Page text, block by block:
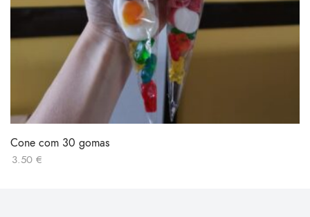
Cone com 30 gomas
3.50 €